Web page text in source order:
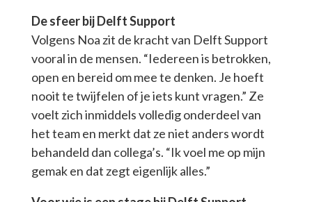
De sfeer bij Delft Support
Volgens Noa zit de kracht van Delft Support
vooral in de mensen. “Iedereen is betrokken,
open en bereid om mee te denken. Je hoeft
nooit te twijfelen of je iets kunt vragen.” Ze
voelt zich inmiddels volledig onderdeel van
het team en merkt dat ze niet anders wordt
behandeld dan collega’s. “Ik voel me op mijn
gemak en dat zegt eigenlijk alles.”